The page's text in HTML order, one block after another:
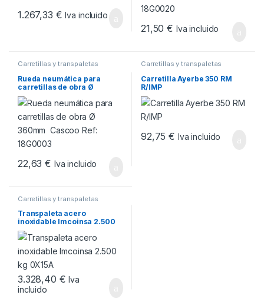
1.267,33 € Iva incluido
21,50€ Iva incluido
Carretillas y transpaletas
Rueda neumática para
carretillas de obra Ø
360mm Cascoo Ref:
18G0003
22,63€ Iva incluido
Carretillas y transpaletas
Carretilla Ayerbe 350 RM
R/IMP
92,75€ Iva incluido
Carretillas y transpaletas
Transpaleta acero
inoxidable Imcoinsa 2.500
kg 0X15A
3.328,40 € Iva
incluido